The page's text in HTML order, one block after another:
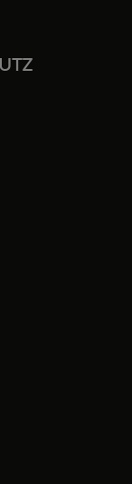
geöffnet
geöffnet
geöffnet
neuen
Registerkarte
neuen
neuen